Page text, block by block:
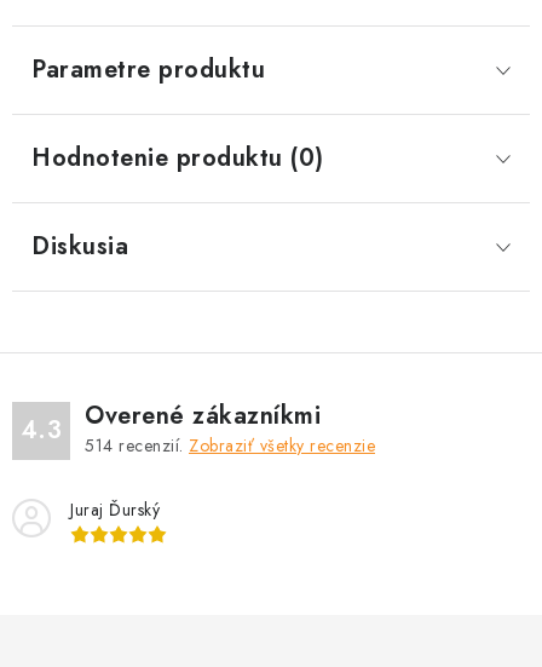
Parametre produktu
Hodnotenie produktu (0)
Diskusia
4.3 Overené zákazníkmi
514 recenzií. Zobraziť všetky recenzie
Juraj Ďurský